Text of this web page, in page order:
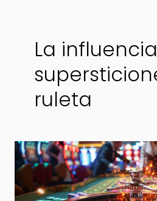
La
ruleta